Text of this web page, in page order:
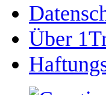
Über